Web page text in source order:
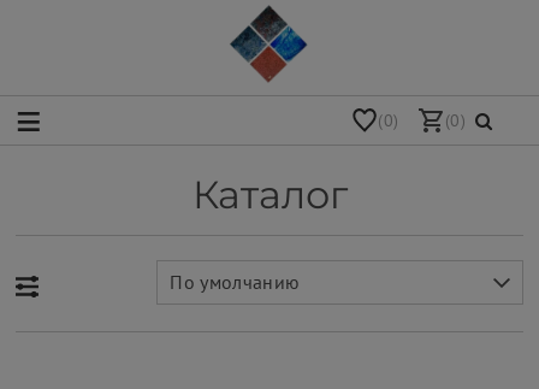
(0) (0)
Каталог
По умолчанию